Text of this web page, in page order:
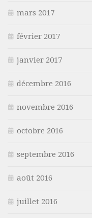
mars 2017
février 2017
janvier 2017
décembre 2016
novembre 2016
octobre 2016
septembre 2016
août 2016
juillet 2016